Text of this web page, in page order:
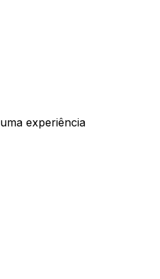
uma experiência